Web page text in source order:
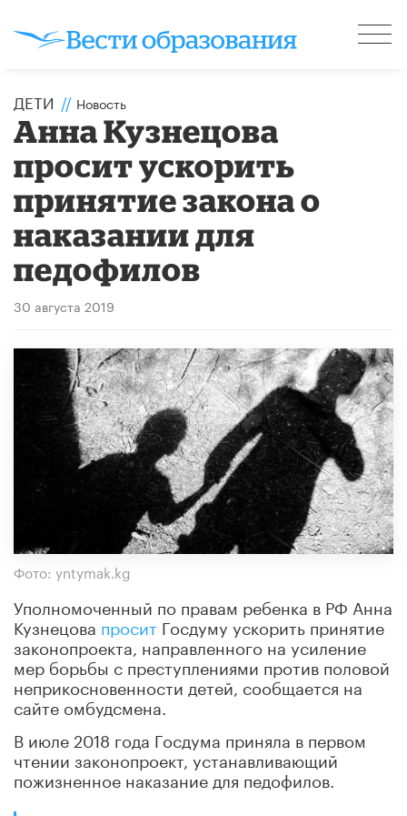
ДЕТИ // Новость
Анна Кузнецова
просит ускорить
принятие закона о
наказании для
педофилов
30 августа 2019
Фото: yntymak.kg
Уполномоченный по правам ребенка в РФ Анна
Кузнецова просит Госдуму ускорить принятие
законопроекта, направленного на усиление
мер борьбы с преступлениями против половой
неприкосновенности детей, сообщается на
сайте омбудсмена.
В июле 2018 года Госдума приняла в первом
чтении законопроект, устанавливающий
пожизненное наказание для педофилов.